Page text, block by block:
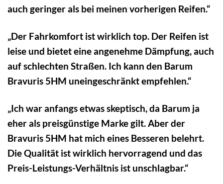
auch geringer als bei meinen vorherigen Reifen.“
„Der Fahrkomfort ist wirklich top. Der Reifen ist
leise und bietet eine angenehme Dämpfung, auch
auf schlechten Straßen. Ich kann den Barum
Bravuris 5HM uneingeschränkt empfehlen.“
„Ich war anfangs etwas skeptisch, da Barum ja
eher als preisgünstige Marke gilt. Aber der
Bravuris 5HM hat mich eines Besseren belehrt.
Die Qualität ist wirklich hervorragend und das
Preis-Leistungs-Verhältnis ist unschlagbar.“